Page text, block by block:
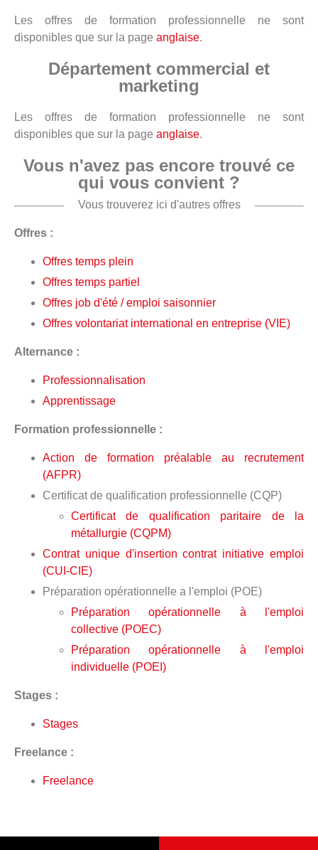
Les offres de formation professionnelle ne sont
disponibles que sur la page anglaise.
Département commercial et
marketing
Les offres de formation professionnelle ne sont
disponibles que sur la page anglaise.
Vous n'avez pas encore trouvé ce
qui vous convient ?
Vous trouverez ici d'autres offres
Offres :
Offres temps plein
Offres temps partiel
Offres job d'été / emploi saisonnier
Offres volontariat international en entreprise (VIE)
Alternance :
Professionnalisation
Apprentissage
Formation professionnelle :
Action de formation préalable au recrutement
(AFPR)
Certificat de qualification professionnelle (CQP)
Certificat de qualification paritaire de la
métallurgie (CQPM)
Contrat unique d'insertion contrat initiative emploi
(CUI-CIE)
Préparation opérationnelle a l'emploi (POE)
Préparation opérationnelle à l'emploi
collective (POEC)
Préparation opérationnelle à l'emploi
individuelle (POEI)
Stages :
Stages
Freelance :
Freelance